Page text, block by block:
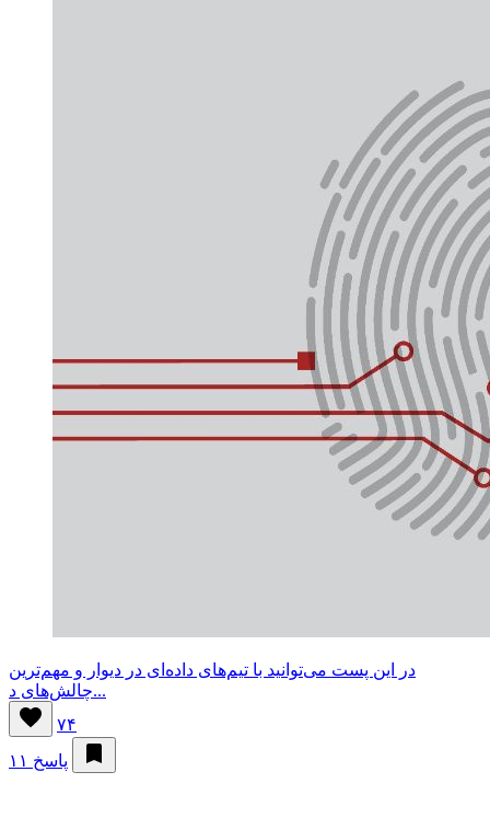
در این پست می‌توانید با تیم‌های داده‌ای در دیوار و مهم‌ترین
چالش‌های د...
۷۴
۱۱ پاسخ